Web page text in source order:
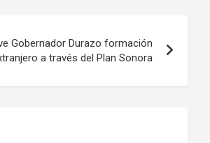
Gobernador Durazo formación
a través del Plan Sonora